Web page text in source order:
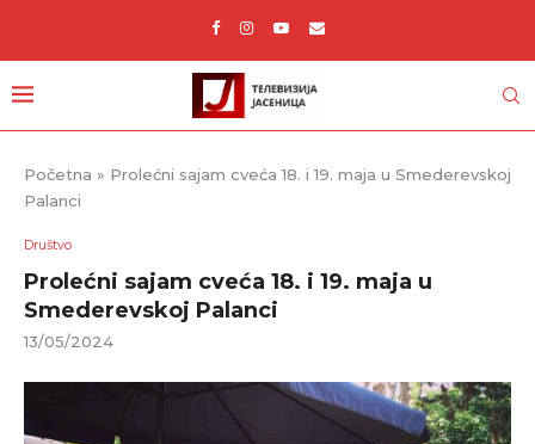
Početna » Prolećni sajam cveća 18. i 19. maja u Smederevskoj
Palanci
Društvo
Prolećni sajam cveća 18. i 19. maja u
Smederevskoj Palanci
13/05/2024